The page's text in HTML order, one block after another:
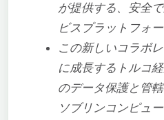
が提供する、安全
ビスプラットフォ
この新しいコラボ
に成長するトルコ
のデータ保護と管
ソブリンコンピュ